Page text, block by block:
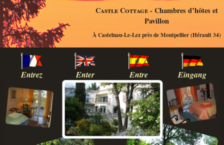
Castle Cottage- Chambres d’hôtes et
Pavillon
À Castelnau-Le-Lez près de Montpellier (Hérault 34)
Entrez Enter Entre Eingang